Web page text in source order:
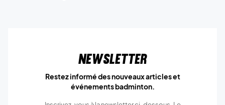
Newsletter
Restez informé des nouveaux articles et
événements badminton.